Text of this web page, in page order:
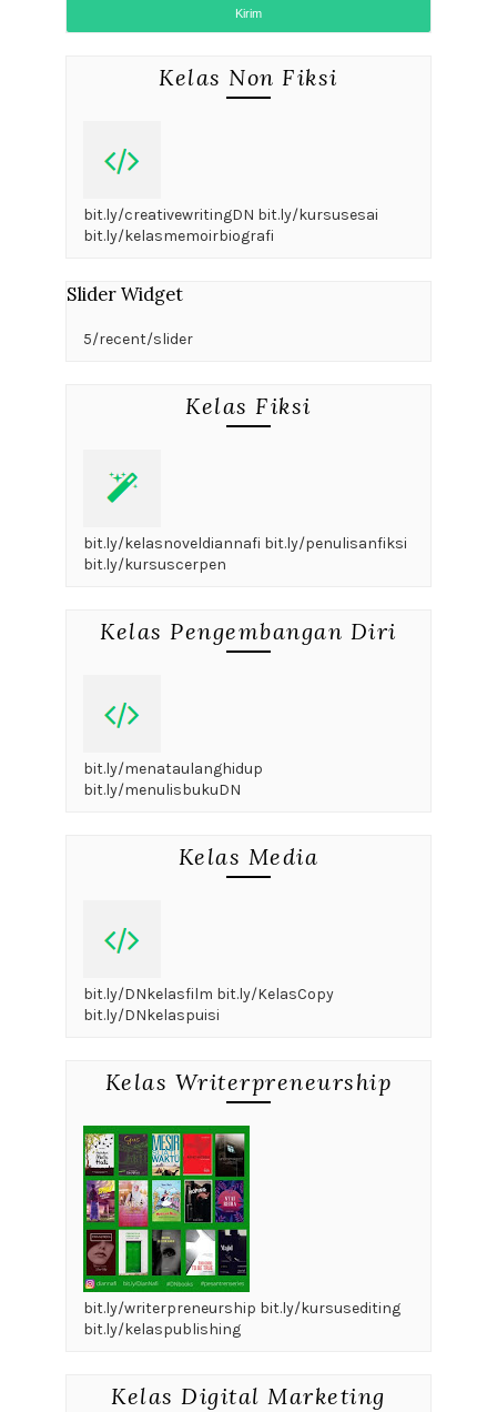
Kelas Non Fiksi
bit.ly/creativewritingDN bit.ly/kursusesai
bit.ly/kelasmemoirbiografi
Slider Widget
5/recent/slider
Kelas Fiksi
bit.ly/kelasnoveldiannafi bit.ly/penulisanfiksi
bit.ly/kursuscerpen
Kelas Pengembangan Diri
bit.ly/menataulanghidup
bit.ly/menulisbukuDN
Kelas Media
bit.ly/DNkelasfilm bit.ly/KelasCopy
bit.ly/DNkelaspuisi
Kelas Writerpreneurship
bit.ly/writerpreneurship bit.ly/kursusediting
bit.ly/kelaspublishing
Kelas Digital Marketing